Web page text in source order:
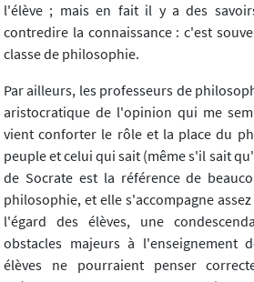
l'élève ; mais en fait il y a des
contredire la connaissance : c'est
classe de philosophie.
Par ailleurs, les professeurs de
aristocratique de l'opinion qui me
vient conforter le rôle et la place du
peuple et celui qui sait (même s'il sait
de Socrate est la référence de
philosophie, et elle s'accompagne
l'égard des élèves, une
obstacles majeurs à l'enseignement
élèves ne pourraient penser